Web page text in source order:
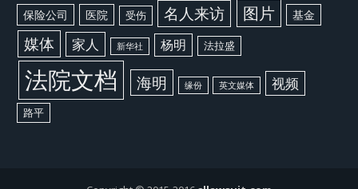
保险公司 医院 受伤 名人来访 图片 基金
媒体 家人 新华社 杨明 法拉盛
法院文档 海明 缘份 英文媒体 视频
路平